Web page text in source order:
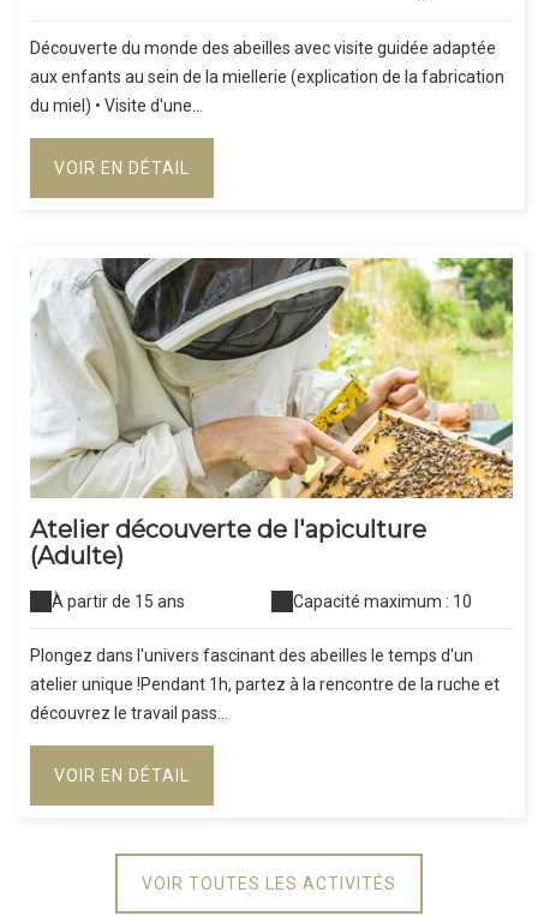
Découverte du monde des abeilles avec visite guidée adaptée
aux enfants au sein de la miellerie (explication de la fabrication
du miel) • Visite d'une...
VOIR EN DÉTAIL
Atelier découverte de l'apiculture
(Adulte)
À partir de 15 ans Capacité maximum : 10
Plongez dans l'univers fascinant des abeilles le temps d'un
atelier unique !Pendant 1h, partez à la rencontre de la ruche et
découvrez le travail pass...
VOIR EN DÉTAIL
VOIR TOUTES LES ACTIVITÉS